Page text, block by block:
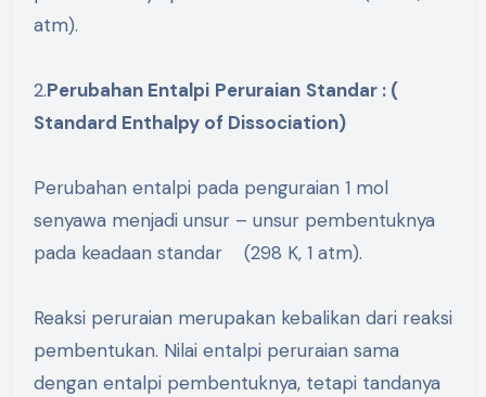
atm).
2.Perubahan Entalpi Peruraian Standar: (
Standard Enthalpy of Dissociation)
Perubahan entalpi pada penguraian 1 mol
senyawa menjadi unsur – unsur pembentuknya
pada keadaan standar (298 K, 1 atm).
Reaksi peruraian merupakan kebalikan dari reaksi
pembentukan. Nilai entalpi peruraian sama
dengan entalpi pembentuknya, tetapi tandanya